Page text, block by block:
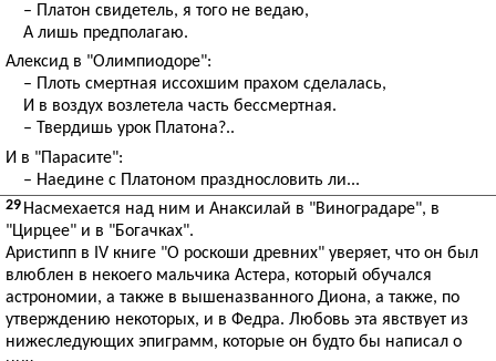
– Платон свидетель, я того не ведаю,
А лишь предполагаю.
Алексид в "Олимпиодоре":
– Плоть смертная иссохшим прахом сделалась,
И в воздух возлетела часть бессмертная.
– Твердишь урок Платона?..
И в "Парасите":
– Наедине с Платоном празднословить ли...
29 Насмехается над ним и Анаксилай в "Виноградаре", в
"Цирцее" и в "Богачках".
Аристипп в IV книге "О роскоши древних" уверяет, что он был
влюблен в некоего мальчика Астера, который обучался
астрономии, а также в вышеназванного Диона, а также, по
утверждению некоторых, и в Федра. Любовь эта явствует из
нижеследующих эпиграмм, которые он будто бы написал о